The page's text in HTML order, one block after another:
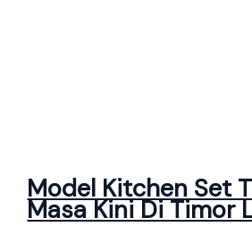
Model Kitchen Set
Masa Kini Di Timor